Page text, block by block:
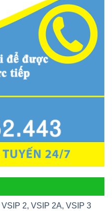
2, VSIP 2A, VSIP 3